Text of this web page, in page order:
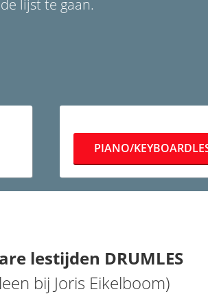
lijst te gaan.
PIANO/
lestijden DRUMLES
bij Joris Eikelboom)